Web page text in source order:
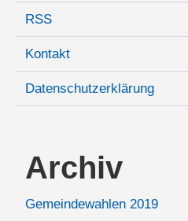
RSS
Kontakt
Datenschutzerklärung
Archiv
Gemeindewahlen 2019